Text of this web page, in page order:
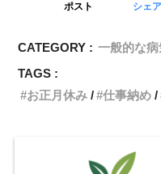
o e
ポスト シェア
CATEGORY : 一般的な病
TAGS :
お正月休み
仕事納め